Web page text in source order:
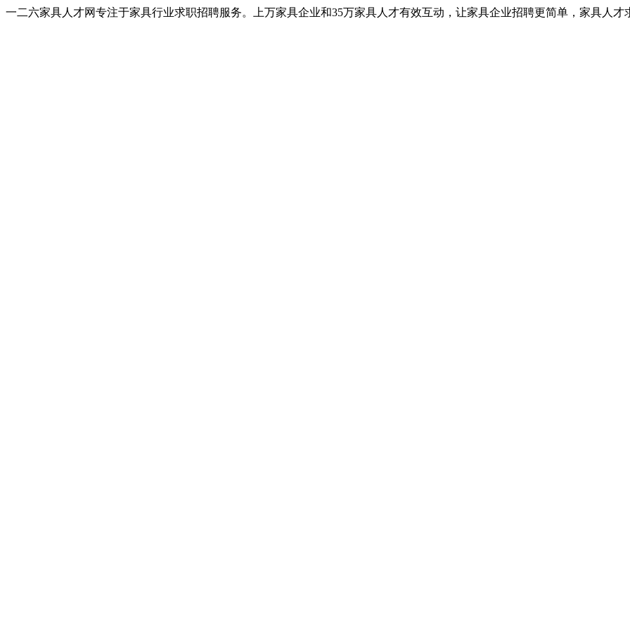
一二六家具人才网专注于家具行业求职招聘服务。上万家具企业和35万家具人才有效互动，让家具企业招聘更简单，家具人才